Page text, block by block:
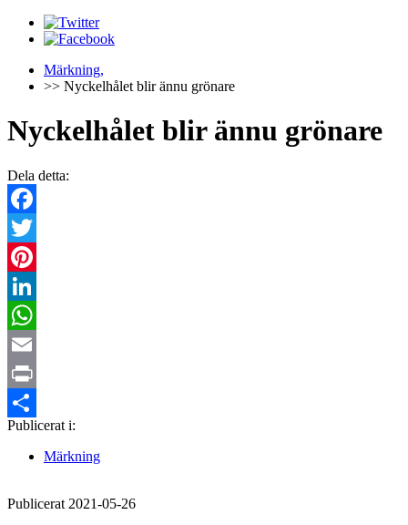
Märkning,
>> Nyckelhålet blir ännu grönare
Nyckelhålet blir ännu grönare
Dela detta:
Facebook
Twitter
Pinterest
LinkedIn
WhatsApp
Email
Print
Dela
Publicerat i:
Märkning
Publicerat 2021-05-26